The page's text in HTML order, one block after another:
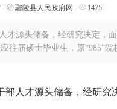
鄢陵县人民政府网 1475
才源头储备，经研究决定，
往届硕士毕业生，原“985”院
部人才源头储备，经研